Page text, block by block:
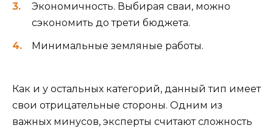
Экономичность. Выбирая сваи, можно
сэкономить до трети бюджета.
Минимальные земляные работы.
Как и у остальных категорий, данный тип имеет
свои отрицательные стороны. Одним из
важных минусов, эксперты считают сложность